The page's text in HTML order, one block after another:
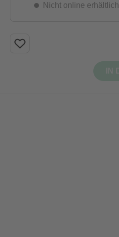
Nicht online erhältlich